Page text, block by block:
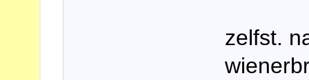
zelfst.